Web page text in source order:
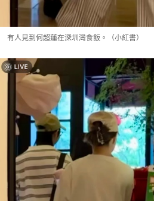
有人見到何超蓮在深圳灣食飯。（小紅書）